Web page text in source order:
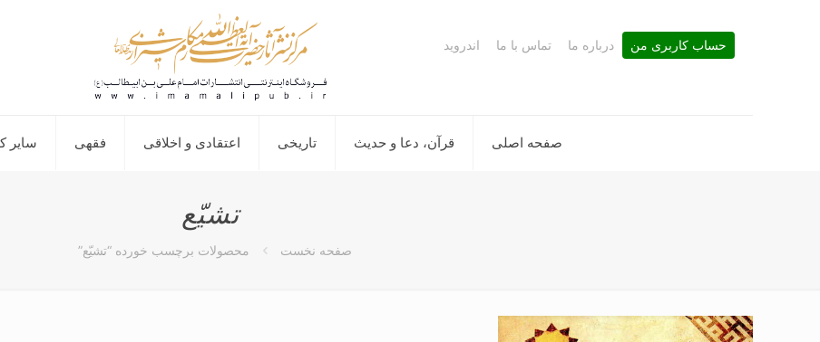
صفحه اصلی قرآن، دعا و حدیث تاریخی اعتقادی و اخلاقی فقهی سایر
حساب کاربری من درباره ما تماس با ما اندروید
تشیّع
صفحه نخست محصولات برچسب خورده “تشیّع”